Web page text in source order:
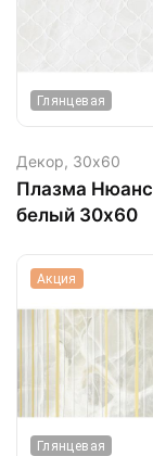
Глянцевая
Декор, 30х60
Плазма
белый 30х60
Акция
Глянцевая